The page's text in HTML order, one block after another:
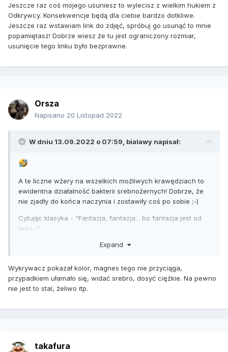
Jeszcze raz coś mojego usuniesz to wylecisz z wielkim hukiem z
Odkrywcy. Konsekwencje będą dla ciebie bardzo dotkliwe.
Jeszcze raz wstawiam link do zdjęć, spróbuj go usunąć to mnie
popamiętasz! Dobrze wiesz że tu jest ograniczony rozmiar,
usunięcie tego linku było bezprawne.
Orsza
Napisano 20 Listopad 2022
W dniu 13.09.2022 o 07:59, bialawy napisał:
A te liczne wżery na wszelkich możliwych krawędziach to
ewidentna działalność bakterii srebnożernych! Dobrze, że
nie zjadły do końca naczynia i zostawiły coś po sobie ;-)
Cytując klasyka - "Fantazja, fantazja... bo fantazja jest od
tego..."
Expand
Wykrywacz pokazał kolor, magnes tego nie przyciąga,
przypadkiem ułamało się, widać srebro, dosyć ciężkie. Na pewno
nie jest to stal, żeliwo itp.
takafura